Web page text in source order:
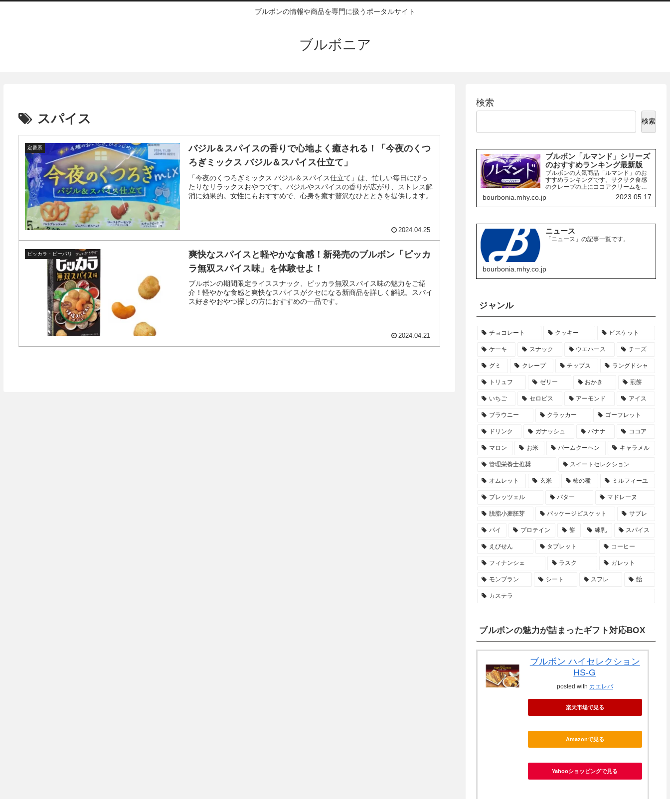
ブルボンの情報や商品を専門に扱うポータルサイト
ブルボニア
スパイス
定番系
バジル＆スパイスの香りで心地よく癒される！「今夜のくつ
ろぎミックス バジル＆スパイス仕立て」
「今夜のくつろぎミックス バジル＆スパイス仕立て」は、忙しい毎日にぴっ
たりなリラックスおやつです。バジルやスパイスの香りが広がり、ストレス解
消に効果的。女性にもおすすめで、心身を癒す贅沢なひとときを提供します。
2024.04.25
ピッカラ・ピーパリ
爽快なスパイスと軽やかな食感！新発売のブルボン「ピッカ
ラ無双スパイス味」を体験せよ！
ブルボンの期間限定ライススナック、ピッカラ無双スパイス味の魅力をご紹
介！軽やかな食感と爽快なスパイスがクセになる新商品を詳しく解説。スパイ
ス好きやおやつ探しの方におすすめの一品です。
2024.04.21
検索
検索
ブルボン「ルマンド」シリーズ
のおすすめランキング最新版
ブルボンの人気商品「ルマンド」のお
すすめランキングです。サクサク食感
のクレープの上にココアクリームを絞
り、チョコレートでコーティングした
お菓子「ルマンド」には、様々なフレ
ーバーの商品があります。ここでは、
bourbonia.mhy.co.jp 2023.05.17
ニュース
「ニュース」の記事一覧です。
bourbonia.mhy.co.jp
ジャンル
チョコレート クッキー ビスケット
ケーキ スナック ウエハース チーズ
グミ クレープ チップス ラングドシャ
トリュフ ゼリー おかき 煎餅
いちご セロビス アーモンド アイス
ブラウニー クラッカー ゴーフレット
ドリンク ガナッシュ バナナ ココア
マロン お米 バームクーヘン キャラメル
管理栄養士推奨 スイートセレクション
オムレット 玄米 柿の種 ミルフィーユ
プレッツェル バター マドレーヌ
脱脂小麦胚芽 パッケージビスケット サブレ
パイ プロテイン 餅 練乳 スパイス
えびせん タブレット コーヒー
フィナンシェ ラスク ガレット
モンブラン シート スフレ 飴
カステラ
ブルボンの魅力が詰まったギフト対応BOX
ブルボン ハイセレクション
HS-G
posted with カエレバ
楽天市場で見る
Amazonで見る
Yahooショッピングで見る